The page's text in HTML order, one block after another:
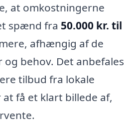
at omkostningerne
spænd fra 50.000 kr. til
afhængig af de
og behov. Det anbefales
tilbud fra lokale
få et klart billede af,